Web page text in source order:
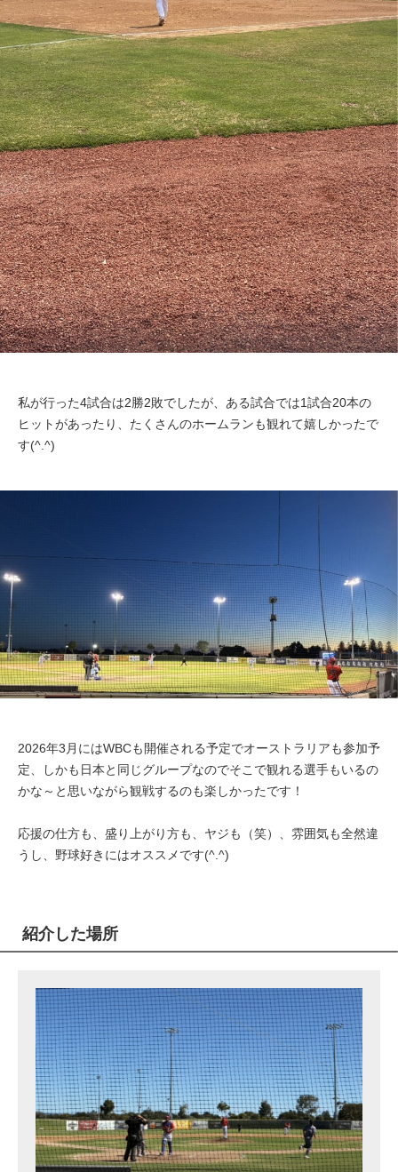
私が行った4試合は2勝2敗でしたが、ある試合では1試合20本の
ヒットがあったり、たくさんのホームランも観れて嬉しかったで
す(^.^)
2026年3月にはWBCも開催される予定でオーストラリアも参加予
定、しかも日本と同じグループなのでそこで観れる選手もいるの
かな～と思いながら観戦するのも楽しかったです！
応援の仕方も、盛り上がり方も、ヤジも（笑）、雰囲気も全然違
うし、野球好きにはオススメです(^.^)
紹介した場所